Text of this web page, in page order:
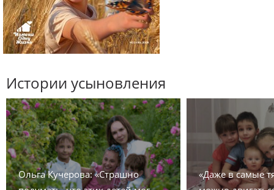
Истории усыновления
Ольга Кучерова: «Страшно
«Даже в самые